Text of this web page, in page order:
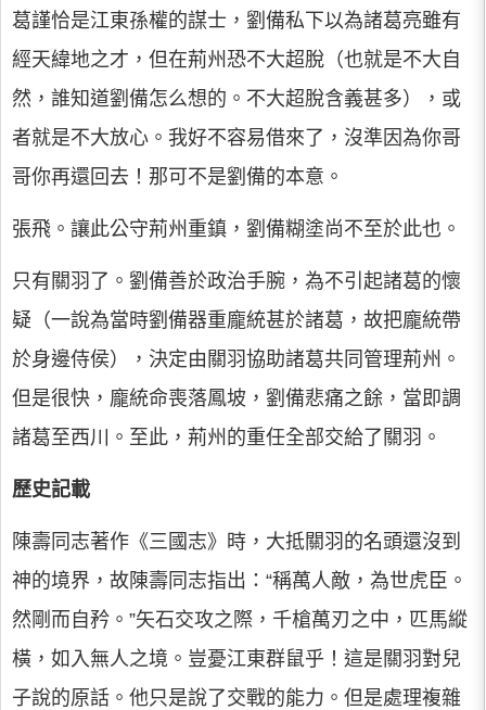
葛謹恰是江東孫權的謀士，劉備私下以為諸葛亮雖有
經天緯地之才，但在荊州恐不大超脫（也就是不大自
然，誰知道劉備怎么想的。不大超脫含義甚多），或
者就是不大放心。我好不容易借來了，沒準因為你哥
哥你再還回去！那可不是劉備的本意。
張飛。讓此公守荊州重鎮，劉備糊塗尚不至於此也。
只有關羽了。劉備善於政治手腕，為不引起諸葛的懷
疑（一說為當時劉備器重龐統甚於諸葛，故把龐統帶
於身邊侍侯），決定由關羽協助諸葛共同管理荊州。
但是很快，龐統命喪落鳳坡，劉備悲痛之餘，當即調
諸葛至西川。至此，荊州的重任全部交給了關羽。
歷史記載
陳壽同志著作《三國志》時，大抵關羽的名頭還沒到
神的境界，故陳壽同志指出：“稱萬人敵，為世虎臣。
然剛而自矜。”矢石交攻之際，千槍萬刃之中，匹馬縱
橫，如入無人之境。豈憂江東群鼠乎！這是關羽對兒
子說的原話。他只是說了交戰的能力。但是處理複雜